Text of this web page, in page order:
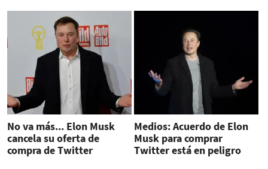
No va más... Elon Musk
cancela su oferta de
compra de Twitter
Medios: Acuerdo de Elon
Musk para comprar
Twitter está en peligro